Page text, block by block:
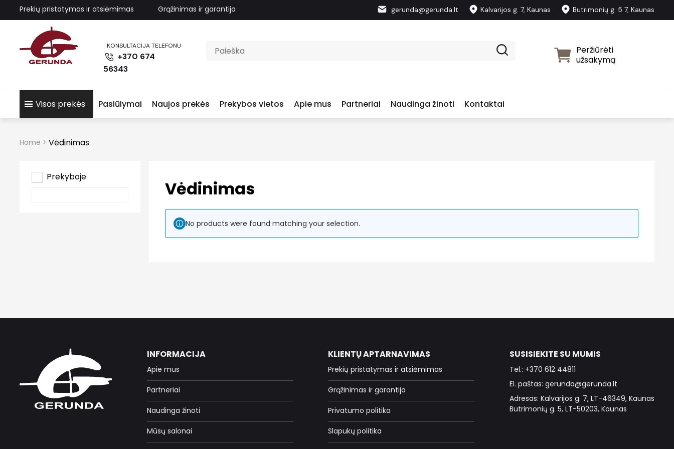
Prekių pristatymas ir atsiėmimas Grąžinimas ir garantija gerunda@gerunda.lt Kalvarijos g. 7, Kaunas Butrimonių g. 5 7, Kaunas
KONSULTACIJA TELEFONU
+370 674
56343
Peržiūrėti
užsakymą
Visos prekės Pasiūlymai Naujos prekės Prekybos vietos Apie mus Partneriai Naudinga žinoti Kontaktai
Home > Vėdinimas
Prekyboje
Vėdinimas
No products were found matching your selection.
INFORMACIJA
Apie mus
Partneriai
Naudinga žinoti
Mūsų salonai
KLIENTŲ APTARNAVIMAS
Prekių pristatymas ir atsiėmimas
Grąžinimas ir garantija
Privatumo politika
Slapukų politika
SUSISIEKITE SU MUMIS
Tel.: +370 612 44811
El. paštas: gerunda@gerunda.lt
Adresas: Kalvarijos g. 7, LT-46349, Kaunas
Butrimonių g. 5, LT-50203, Kaunas